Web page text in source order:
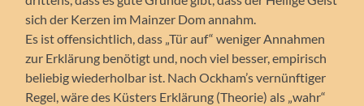
sich der Kerzen im Mainzer Dom annahm.
Es ist offensichtlich, dass „Tür auf“ weniger Annahmen
zur Erklärung benötigt und, noch viel besser, empirisch
beliebig wiederholbar ist. Nach Ockham’s vernünftiger
Regel, wäre des Küsters Erklärung (Theorie) als „wahr“